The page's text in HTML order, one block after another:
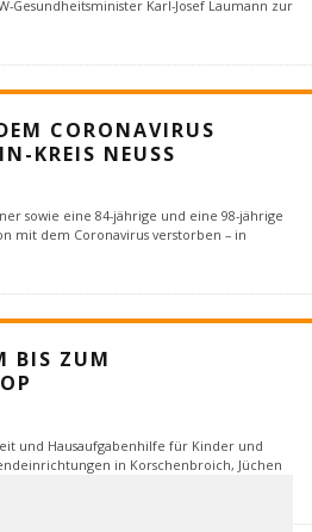
Gesundheitsminister Karl-Josef Laumann zur
CORONAVIRUS
KREIS NEUSS
sowie eine 84-jährige und eine 98-jährige
mit dem Coronavirus verstorben – in
BIS ZUM
und Hausaufgabenhilfe für Kinder und
in Korschenbroich, Jüchen